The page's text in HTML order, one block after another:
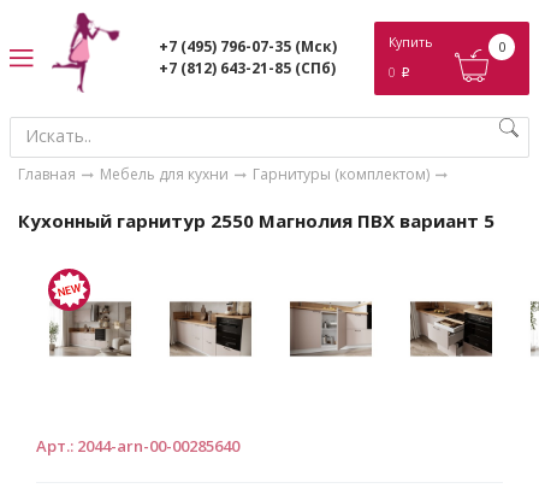
+7 (495) 796-07-35 (Мск)
+7 (812) 643-21-85 (СПб)
Купить
0 p
0
Главная Мебель для кухни Гарнитуры (комплектом)
Кухонный гарнитур 2550 Магнолия ПВХ вариант 5
Арт.: 2044-arn-00-00285640